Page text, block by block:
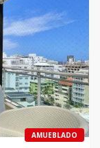
AMUEBLADO